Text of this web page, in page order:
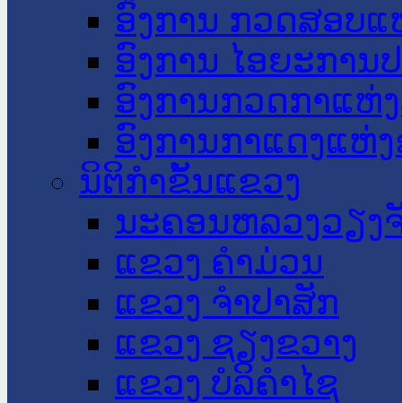
ອົງການ ກວດສອບແ
ອົງການ ໄອຍະການ
ອົງການກວດກາແຫ່
ອົງການກາແດງແຫ່
ນິຕິກໍາຂັ້ນແຂວງ
ນະ​ຄອນ​ຫລວງວຽງ
ແຂວງ ຄໍາມ່ວນ
ແຂວງ ຈໍາປາສັກ
ແຂວງ ຊຽງຂວາງ
ແຂວງ ບໍລິຄໍາໄຊ